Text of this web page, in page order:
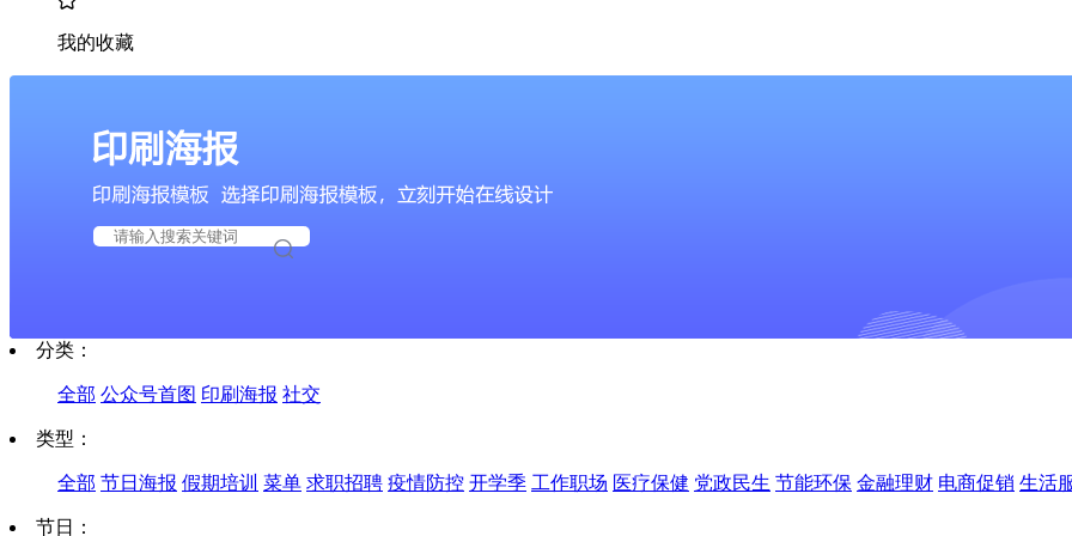
我的收藏
分类：
全部 公众号首图 印刷海报 社交
类型：
全部 节日海报 假期培训 菜单 求职招聘 疫情防控 开学季 工作职场 医疗保健 党政民生 节能环保 金融理财 电商促销 生活
节日：